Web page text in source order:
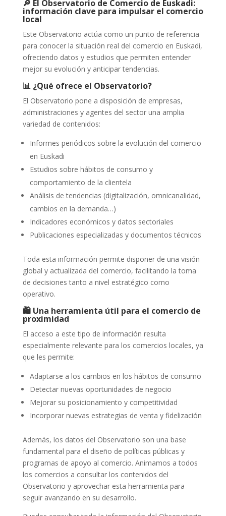
🔎 El Observatorio de Comercio de Euskadi:
información clave para impulsar el comercio
local
Este Observatorio actúa como un punto de referencia
para conocer la situación real del comercio en Euskadi,
ofreciendo datos y estudios que permiten entender
mejor su evolución y anticipar tendencias.
📊 ¿Qué ofrece el Observatorio?
El Observatorio pone a disposición de empresas,
administraciones y agentes del sector una amplia
variedad de contenidos:
Informes periódicos sobre la evolución del comercio
en Euskadi
Estudios sobre hábitos de consumo y
comportamiento de la clientela
Análisis de tendencias (digitalización, omnicanalidad,
cambios en la demanda…)
Indicadores económicos y datos sectoriales
Publicaciones especializadas y documentos técnicos
Toda esta información permite disponer de una visión
global y actualizada del comercio, facilitando la toma
de decisiones tanto a nivel estratégico como
operativo.
🛍️ Una herramienta útil para el comercio de
proximidad
El acceso a este tipo de información resulta
especialmente relevante para los comercios locales, ya
que les permite:
Adaptarse a los cambios en los hábitos de consumo
Detectar nuevas oportunidades de negocio
Mejorar su posicionamiento y competitividad
Incorporar nuevas estrategias de venta y fidelización
Además, los datos del Observatorio son una base
fundamental para el diseño de políticas públicas y
programas de apoyo al comercio. Animamos a todos
los comercios a consultar los contenidos del
Observatorio y aprovechar esta herramienta para
seguir avanzando en su desarrollo.